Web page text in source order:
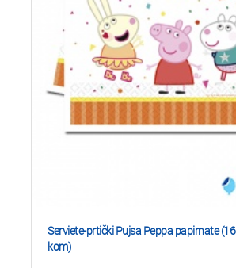
Serviete-prtički Pujsa Peppa papirnate (16
kom)